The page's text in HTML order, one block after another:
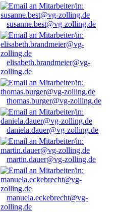
susanne.best@vg-zolling.de
elisabeth.brandmeier@vg-
zolling.de
thomas.burger@vg-zolling.de
daniela.dauer@vg-zolling.de
martin.dauer@vg-zolling.de
manuela.eckebrecht@vg-
zolling.de